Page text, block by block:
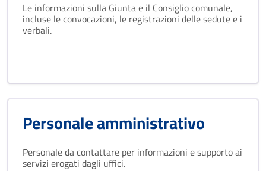
Le informazioni sulla Giunta e il Consiglio comunale,
incluse le convocazioni, le registrazioni delle sedute e i
verbali.
Personale amministrativo
Personale da contattare per informazioni e supporto ai
servizi erogati dagli uffici.